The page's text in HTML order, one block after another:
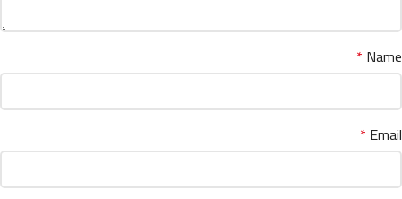
Name
*
Email
*